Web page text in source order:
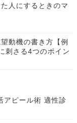
人にするときのマ
動機の書き方【例
刺さる4つのポイン
アピール術 適性診